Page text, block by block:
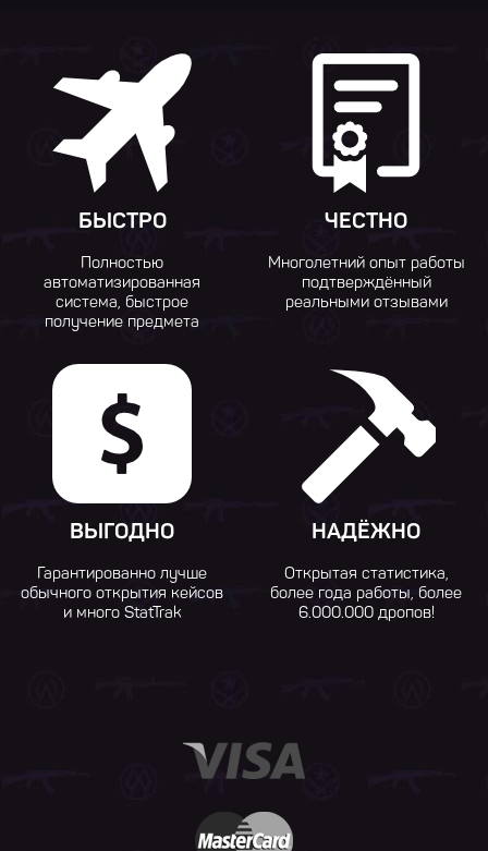
БЫСТРО
Полностью
автоматизированная
система, быстрое
получение предмета
ЧЕСТНО
Многолетний опыт работы
подтверждённый
реальными отзывами
ВЫГОДНО
Гарантированно лучше
обычного открытия кейсов
и много StatTrak
НАДЁЖНО
Открытая статистика,
более года работы, более
6.000.000 дропов!